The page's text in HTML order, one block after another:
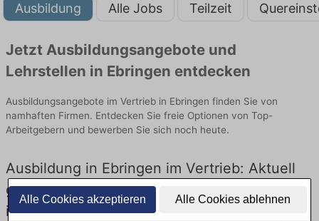
Alle Cookies akzeptieren Alle Cookies ablehnen
Ausbildung Alle Jobs Teilzeit
Jetzt Ausbildungsangebote und
Lehrstellen in Ebringen entdecken
Ausbildungsangebote im Vertrieb in Ebringen finden Sie von
namhaften Firmen. Entdecken Sie freie Optionen von Top-
Arbeitgebern und bewerben Sie sich noch heute.
Ausbildung in Ebringen im Vertrieb: Aktuell
gibt es keine Stellenangebote für Ausbildung
in Ebringen